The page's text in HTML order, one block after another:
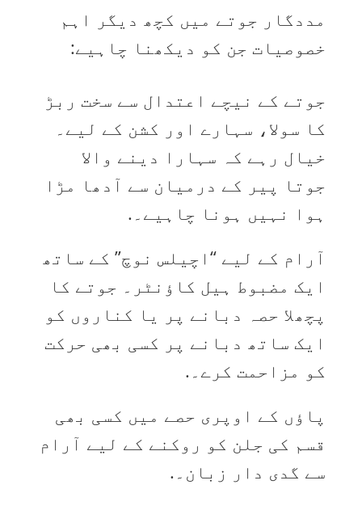
مددگار جوتے میں کچھ دیگر اہم
خصوصیات جن کو دیکھنا چاہیے:
جوتے کے نیچے اعتدال سے سخت ربڑ
کا سولا، سہارے اور کشن کے لیے۔
خیال رہے کہ سہارا دینے والا
جوتا پیر کے درمیان سے آدھا مڑا
ہوا نہیں ہونا چاہیے۔.
آرام کے لیے “اچیلس نوچ” کے ساتھ
ایک مضبوط ہیل کاؤنٹر۔ جوتے کا
پچھلا حصہ دبانے پر یا کناروں کو
ایک ساتھ دبانے پر کسی بھی حرکت
کو مزاحمت کرے۔.
پاؤں کے اوپری حصے میں کسی بھی
قسم کی جلن کو روکنے کے لیے آرام
سے گدی دار زبان۔.